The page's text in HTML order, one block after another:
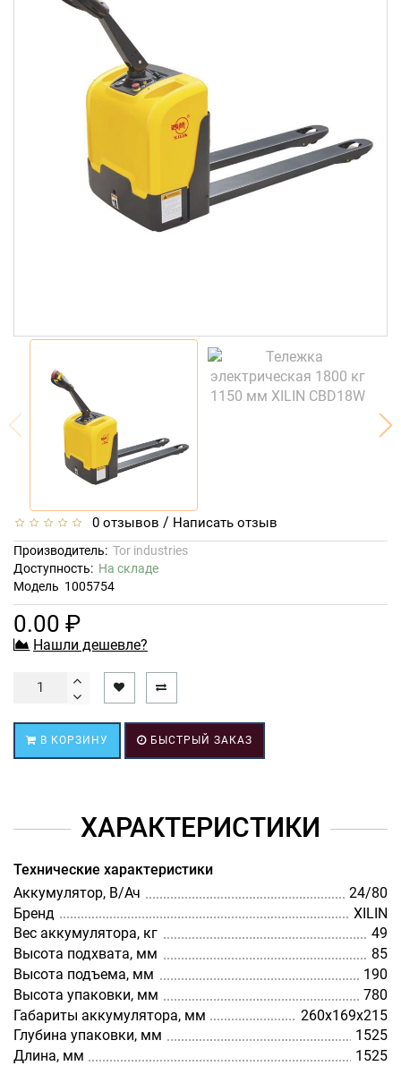
0 отзывов / Написать отзыв
Производитель: Tor industries
Доступность: На складе
Модель 1005754
0.00 ₽
Нашли дешевле?
В КОРЗИНУ БЫСТРЫЙ ЗАКАЗ
ХАРАКТЕРИСТИКИ
Технические характеристики
Аккумулятор, В/Ач
24/80
Бренд
XILIN
Вес аккумулятора, кг
49
Высота подхвата, мм
85
Высота подъема, мм
190
Высота упаковки, мм
780
Габариты аккумулятора, мм
260х169х215
Глубина упаковки, мм
1525
Длина, мм
1525